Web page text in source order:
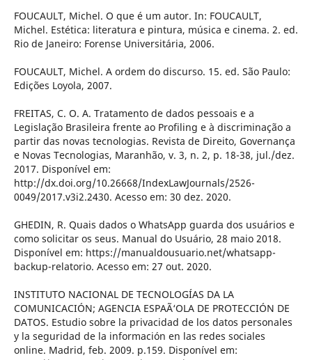
FOUCAULT, Michel. O que é um autor. In: FOUCAULT,
Michel. Estética: literatura e pintura, música e cinema. 2. ed.
Rio de Janeiro: Forense Universitária, 2006.
FOUCAULT, Michel. A ordem do discurso. 15. ed. São Paulo:
Edições Loyola, 2007.
FREITAS, C. O. A. Tratamento de dados pessoais e a
Legislação Brasileira frente ao Profiling e à discriminação a
partir das novas tecnologias. Revista de Direito, Governança
e Novas Tecnologias, Maranhão, v. 3, n. 2, p. 18-38, jul./dez.
2017. Disponível em:
http://dx.doi.org/10.26668/IndexLawJournals/2526-
0049/2017.v3i2.2430. Acesso em: 30 dez. 2020.
GHEDIN, R. Quais dados o WhatsApp guarda dos usuários e
como solicitar os seus. Manual do Usuário, 28 maio 2018.
Disponível em: https://manualdousuario.net/whatsapp-
backup-relatorio. Acesso em: 27 out. 2020.
INSTITUTO NACIONAL DE TECNOLOGÍAS DA LA
COMUNICACIÓN; AGENCIA ESPAÃ‘OLA DE PROTECCIÓN DE
DATOS. Estudio sobre la privacidad de los datos personales
y la seguridad de la información en las redes sociales
online. Madrid, feb. 2009. p.159. Disponível em: